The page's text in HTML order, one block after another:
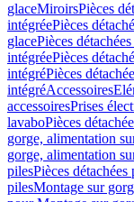
glaceMiroirsPièces
intégréePièces
glacePièces
intégréePièces
intégréPièces
intégréAccessoires
accessoiresPrises
lavaboPièces
gorge, alimentation
gorge, alimentation
pilesPièces
pilesMontage sur